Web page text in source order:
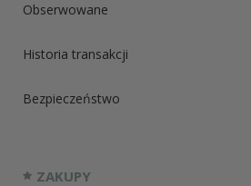
Obserwowane
Historia transakcji
Bezpieczeństwo
ZAKUPY